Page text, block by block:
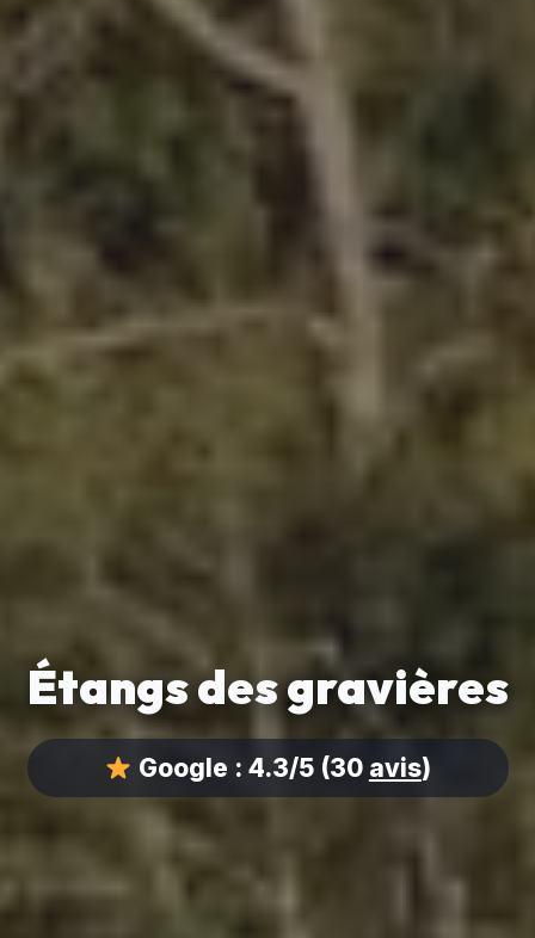
Étangs des gravières
Google : 4.3/5(30 avis)